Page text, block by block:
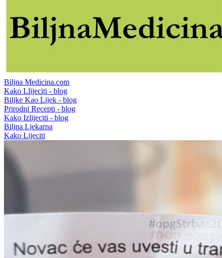
Biljna Medicina.com
Kako Llijeciti - blog
Biljke Kao Lijek - blog
Prirodni Recepti - blog
Kako Izlijeciti - blog
Biljna Ljekarna
Kako Lijeciti